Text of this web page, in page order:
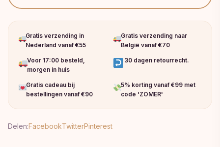
Gratis verzending in
Nederland vanaf €55
Gratis verzending naar
België vanaf €70
Voor 17:00 besteld,
morgen in huis
30 dagen retourrecht.
Gratis cadeau bij
bestellingen vanaf €90
5% korting vanaf €99 met
code 'ZOMER'
Delen:FacebookTwitterPinterest